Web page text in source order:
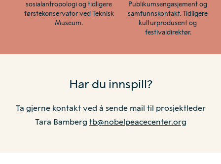
sosialantropologi og tidligere
førstekonservator ved Teknisk
Publikumsengasjement og
samfunnskontakt. Tidligere
kulturprodusent og
festivaldirektør.
Har du innspill?
Ta gjerne kontakt ved å sende mail til prosjektleder
Tara Bamberg tb@nobelpeacecenter.org